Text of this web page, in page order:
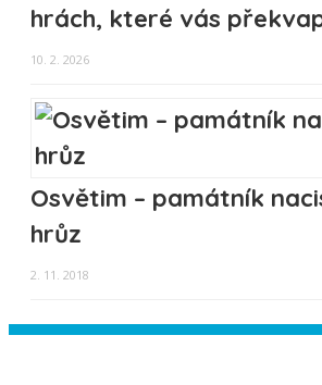
hrách, které vás
10. 2. 2026
Osvětim – památník
hrůz
2. 11. 2018